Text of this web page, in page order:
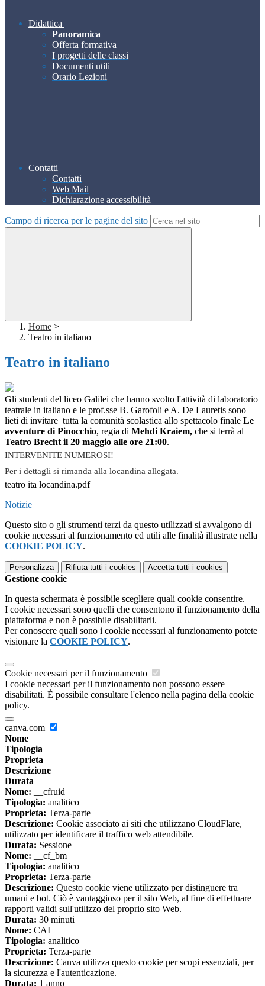
Didattica
Panoramica
Offerta formativa
I progetti delle classi
Documenti utili
Orario Lezioni
Contatti
Contatti
Web Mail
Dichiarazione accessibilità
Campo di ricerca per le pagine del sito
Home >
Teatro in italiano
Teatro in italiano
Gli studenti del liceo Galilei che hanno svolto l'attività di laboratorio
teatrale in italiano e le prof.sse B. Garofoli e A. De Lauretis sono
lieti di invitare tutta la comunità scolastica allo spettacolo finale Le
avventure di Pinocchio, regia di Mehdi Kraiem, che si terrà al
Teatro Brecht il 20 maggio alle ore 21:00.
INTERVENITE NUMEROSI!
Per i dettagli si rimanda alla locandina allegata.
teatro ita locandina.pdf
Notizie
Questo sito o gli strumenti terzi da questo utilizzati si avvalgono di
cookie necessari al funzionamento ed utili alle finalità illustrate nella
COOKIE POLICY.
Personalizza Rifiuta tutti i cookies Accetta tutti i cookies
Gestione cookie
In questa schermata è possibile scegliere quali cookie consentire.
I cookie necessari sono quelli che consentono il funzionamento della
piattaforma e non è possibile disabilitarli.
Per conoscere quali sono i cookie necessari al funzionamento potete
visionare la COOKIE POLICY.
Cookie necessari per il funzionamento
I cookie necessari per il funzionamento non possono essere
disabilitati. È possibile consultare l'elenco nella pagina della cookie
policy.
canva.com
Nome
Tipologia
Proprieta
Descrizione
Durata
Nome: __cfruid
Tipologia: analitico
Proprieta: Terza-parte
Descrizione: Cookie associato ai siti che utilizzano CloudFlare,
utilizzato per identificare il traffico web attendibile.
Durata: Sessione
Nome: __cf_bm
Tipologia: analitico
Proprieta: Terza-parte
Descrizione: Questo cookie viene utilizzato per distinguere tra
umani e bot. Ciò è vantaggioso per il sito Web, al fine di effettuare
rapporti validi sull'utilizzo del proprio sito Web.
Durata: 30 minuti
Nome: CAI
Tipologia: analitico
Proprieta: Terza-parte
Descrizione: Canva utilizza questo cookie per scopi essenziali, per
la sicurezza e l'autenticazione.
Durata: 1 anno